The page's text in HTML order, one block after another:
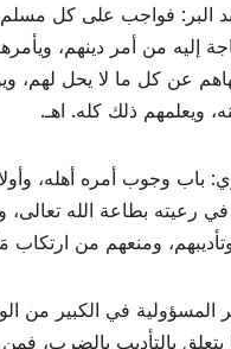
البر: فواجب على كل مسلم
إليه من أمر دينهم،
عن كل ما لا يحل لهم،
ويعلمهم ذلك كله. اهـ.
باب وجوب أمره أهله،
رعيته بطاعة الله تعالى،
ومنعهم من ارتكاب
المسؤولية في الكبير من
يتعلق بالتأديب بالضرب،